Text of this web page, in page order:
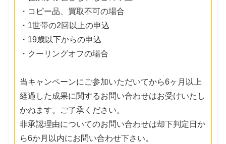
・コピー品、買取不可の場合
・1世帯の2回以上の申込
・19歳以下からの申込
・クーリングオフの場合
当キャンペーンにご参加いただいてから6ヶ月以上
経過した成果に関するお問い合わせはお受けいたし
かねます。ご了承ください。
非承認理由についてのお問い合わせは却下判定日か
ら6か月以内にお問い合わせ下さい。